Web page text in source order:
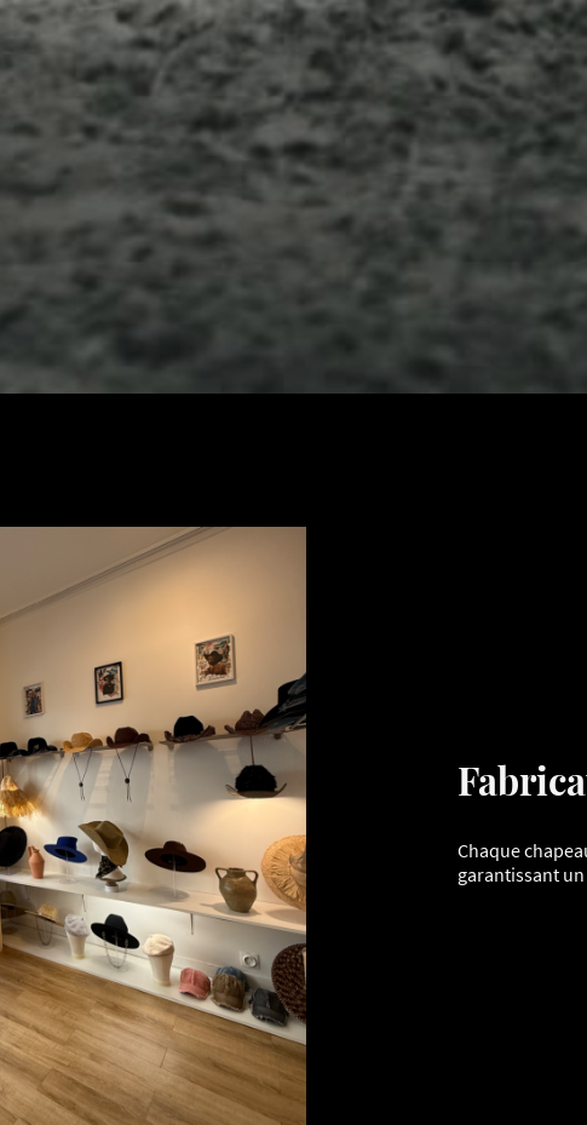
Chaque
garantissant